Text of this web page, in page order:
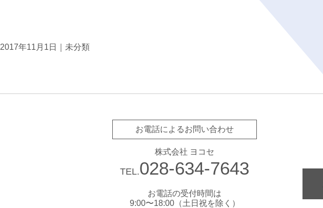
2017年11月1日｜ 未分類
お電話によるお問い合わせ
株式会社 ヨコセ
TEL.028-634-7643
お電話の受付時間は
9:00〜18:00（土日祝を除く）